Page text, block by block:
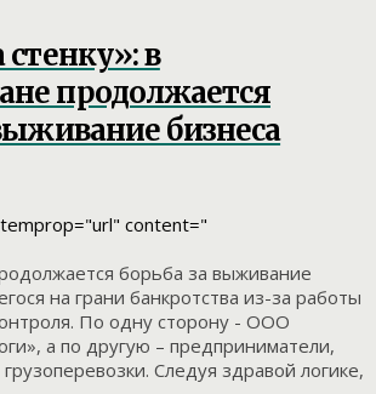
в
продолжается
бизнеса
content="
борьба за выживание
на грани банкротства из-за работы
По одну сторону - ООО
а по другую – предприниматели,
Следуя здравой логике,